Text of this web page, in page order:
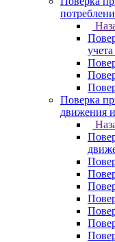
Поверка
движения